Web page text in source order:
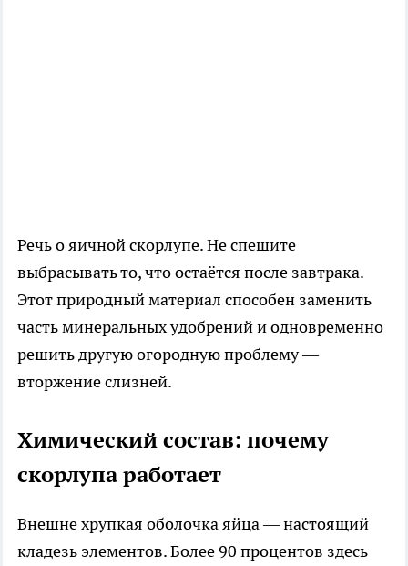
Речь о яичной скорлупе. Не спешите
выбрасывать то, что остаётся после завтрака.
Этот природный материал способен заменить
часть минеральных удобрений и одновременно
решить другую огородную проблему —
вторжение слизней.
Химический состав: почему
скорлупа работает
Внешне хрупкая оболочка яйца — настоящий
кладезь элементов. Более 90 процентов здесь